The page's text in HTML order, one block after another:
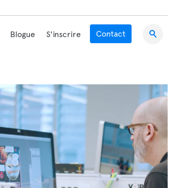
Blogue S'inscrire Contact